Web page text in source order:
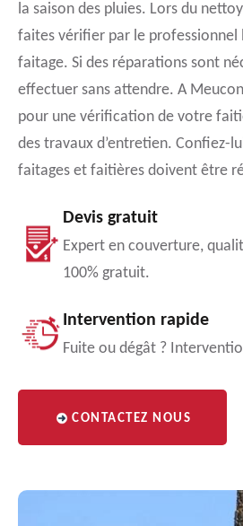
la saison des pluies. Lors du
faites vérifier par le professionnel
faitage. Si des réparations sont
effectuer sans attendre. A
pour une vérification de votre
des travaux d’entretien. Confiez-
faitages et faitières doivent être
Devis gratuit
Expert en couverture,
100% gratuit.
Intervention rapide
Fuite ou dégât ?
CONTACTEZ NOUS